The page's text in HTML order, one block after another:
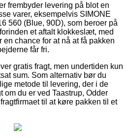
frembyder levering på blot en
varer, eksempelvis SIMONE
560 (Blue, 90D), som beroer på
et aftalt klokkeslæt, med
en chance for at nå at få pakken
får fri.
gratis fragt, men undertiden kun
sum. Som alternativ bør du
metode til levering, der i de
du er ved Taastrup, Odder
til at køre pakken til et